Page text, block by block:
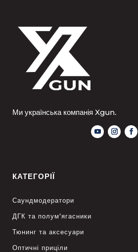
Ми українська компанія Xgun.
КАТЕГОРІЇ
Саундмодератори
ДГК та полум’ягасники
Тюнинг та аксесуари
Оптичні приціли